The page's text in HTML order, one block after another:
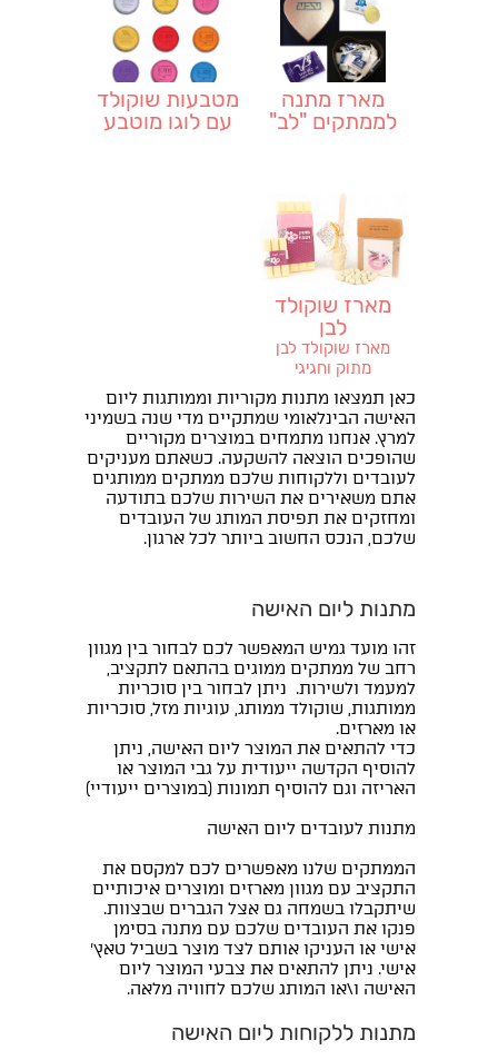
מארז מתנה
לממתקים "לב"
מטבעות שוקולד
עם לוגו מוטבע
מארז שוקולד
לבן
מארז שוקולד לבן
מתוק וחגיגי
כאן תמצאו מתנות מקוריות וממותגות ליום
האישה הבינלאומי שמתקיים מדי שנה בשמיני
למרץ. אנחנו מתמחים במוצרים מקוריים
שהופכים הוצאה להשקעה. כשאתם מעניקים
לעובדים וללקוחות שלכם ממתקים ממותגים
אתם משאירים את השירות שלכם בתודעה
ומחזקים את תפיסת המותג של העובדים
שלכם, הנכס החשוב ביותר לכל ארגון.
מתנות ליום האישה
זהו מועד גמיש המאפשר לכם לבחור בין מגוון
רחב של ממתקים ממוגים בהתאם לתקציב,
למעמד ולשירות. ניתן לבחור בין סוכריות
ממותגות, שוקולד ממותג, עוגיות מזל, סוכריות
או מארזים.
כדי להתאים את המוצר ליום האישה, ניתן
להוסיף הקדשה ייעודית על גבי המוצר או
האריזה וגם להוסיף תמונות (במוצרים ייעודיי)
מתנות לעובדים ליום האישה
הממתקים שלנו מאפשרים לכם למקסם את
התקציב עם מגוון מארזים ומוצרים איכותיים
שיתקבלו בשמחה גם אצל הגברים שבצוות.
פנקו את העובדים שלכם עם מתנה בסימן
אישי או העניקו אותם לצד מוצר בשביל טאץ'
אישי. ניתן להתאים את צבעי המוצר ליום
האישה ו\או המותג שלכם לחוויה מלאה.
מתנות ללקוחות ליום האישה